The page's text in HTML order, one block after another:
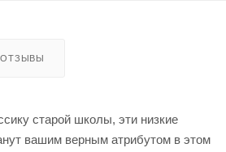
ОТЗЫВЫ
старой школы, эти низкие
вашим верным атрибутом в этом